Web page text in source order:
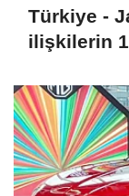
Türkiye -
ilişkilerin